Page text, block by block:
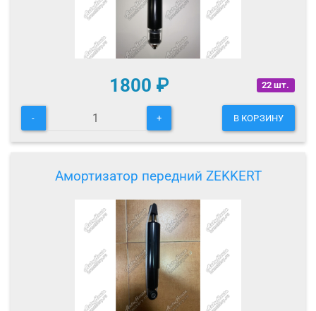
22 шт.
1800 ₽
- + В КОРЗИНУ
Амортизатор передний ZEKKERT